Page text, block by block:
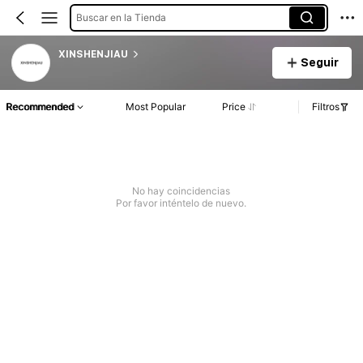
Buscar en la Tienda
XINSHENJIAU
Seguir
Recommended Most Popular Price Filtros
No hay coincidencias
Por favor inténtelo de nuevo.